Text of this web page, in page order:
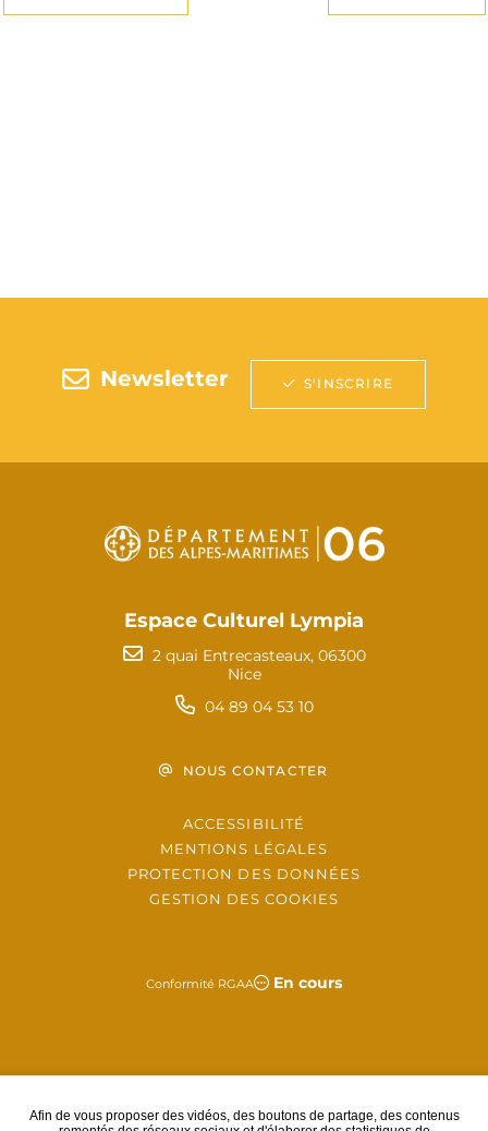
Afin de vous proposer des vidéos, des boutons de partage, des contenus
Newsletter S'INSCRIRE
Espace Culturel Lympia
2 quai Entrecasteaux, 06300
Nice
04 89 04 53 10
NOUS CONTACTER
ACCESSIBILITÉ
MENTIONS LÉGALES
PROTECTION DES DONNÉES
GESTION DES COOKIES
Conformité RGAA En cours